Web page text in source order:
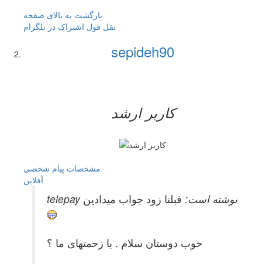
بازگشت به بالای صفحه
نقل قول اشتراک در تلگرام
sepideh90
کاربر ارشد
مشخصات پیام شخصی
آفلاين
telepay نوشته است: قبلنا زود جواب میدادین
خوب دوستان سلام . با زحمتهای ما ؟